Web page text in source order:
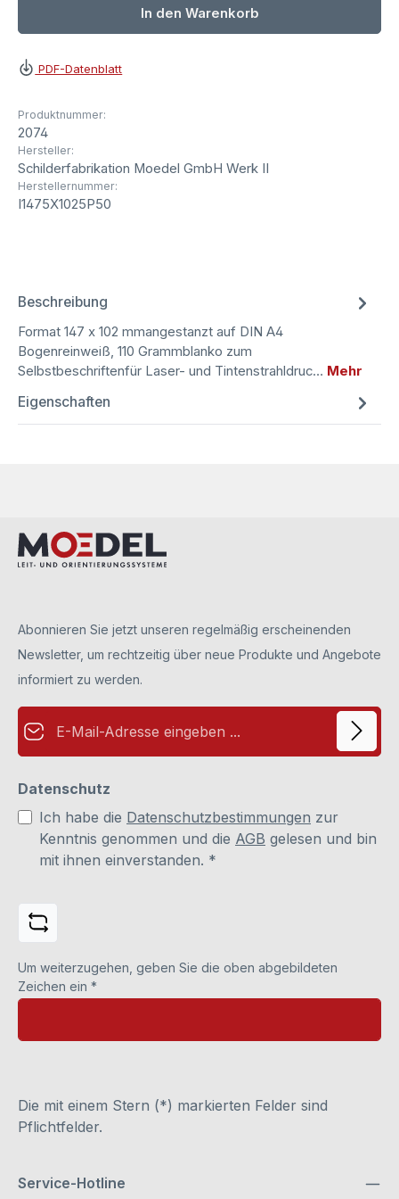
In den Warenkorb
PDF-Datenblatt
Produktnummer:
2074
Hersteller:
Schilderfabrikation Moedel GmbH Werk II
Herstellernummer:
I1475X1025P50
Beschreibung
Format 147 x 102 mmangestanzt auf DIN A4
Bogenreinweiß, 110 Grammblanko zum
Selbstbeschriftenfür Laser- und Tintenstrahldruc… Mehr
Eigenschaften
Abonnieren Sie jetzt unseren regelmäßig erscheinenden
Newsletter, um rechtzeitig über neue Produkte und Angebote
informiert zu werden.
E-Mail-Adresse*
Datenschutz
Ich habe die Datenschutzbestimmungen zur
Kenntnis genommen und die AGB gelesen und bin
mit ihnen einverstanden. *
Um weiterzugehen, geben Sie die oben abgebildeten
Zeichen ein *
Die mit einem Stern (*) markierten Felder sind
Pflichtfelder.
Service-Hotline